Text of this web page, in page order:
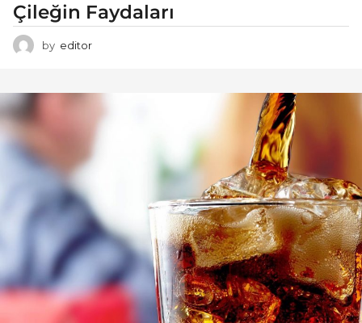
Çileğin Faydaları
by editor